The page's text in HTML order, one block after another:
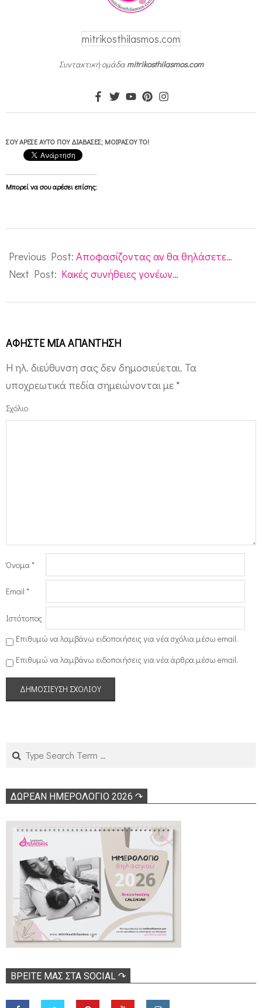
mitrikosthilasmos.com
Συντακτική ομάδαmitrikosthilasmos.com
ΣΟΥ ΆΡΕΣΕ ΑΥΤΌ ΠΟΥ ΔΙΆΒΑΣΕΣ; ΜΟΙΡΆΣΟΥ ΤΟ!
Μπορεί να σου αρέσει επίσης:
11-
13
Previous Post: Αποφασίζοντας αν θα θηλάσετε…
Next Post: Kακές συνήθειες γονέων…
ΑΦΉΣΤΕ ΜΙΑ ΑΠΆΝΤΗΣΗ
Η ηλ. διεύθυνση σας δεν δημοσιεύεται. Τα
υποχρεωτικά πεδία σημειώνονται με *
Σχόλιο
Όνομα *
Email *
Ιστότοπος
Επιθυμώ να λαμβάνω ειδοποιήσεις για νέα σχόλια μέσω email.
Επιθυμώ να λαμβάνω ειδοποιήσεις για νέα άρθρα μέσω email.
ΔΩΡΕΑΝ ΗΜΕΡΟΛΟΓΙΟ 2026 ↷
ΒΡΕΊΤΕ ΜΑΣ ΣΤΑ SOCIAL ↷